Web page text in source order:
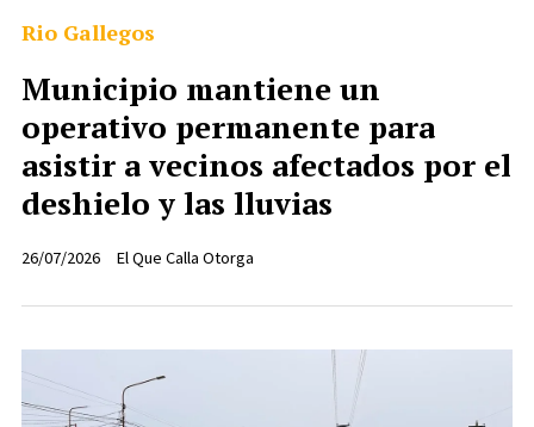
Municipio mantiene un
operativo permanente para
asistir a vecinos afectados por el
deshielo y las lluvias
El Que Calla Otorga
Rio Gallegos
26/07/2026